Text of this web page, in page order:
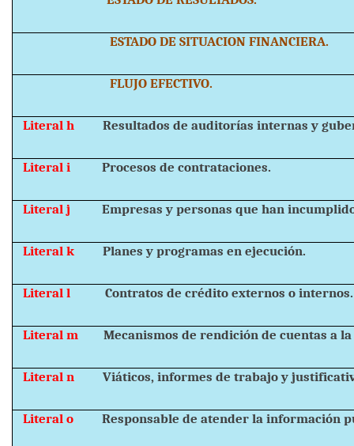
ESTADO DE SITUACION FINANCIERA.
FLUJO EFECTIVO.
Literal h Resultados de auditorías internas y
Literal i Procesos de contrataciones.
Literal j Empresas y personas que han
Literal k Planes y programas en ejecución.
Literal l Contratos de crédito externos o internos.
Literal m Mecanismos de rendición de cuentas a
Literal n Viáticos, informes de trabajo y
Literal o Responsable de atender la información